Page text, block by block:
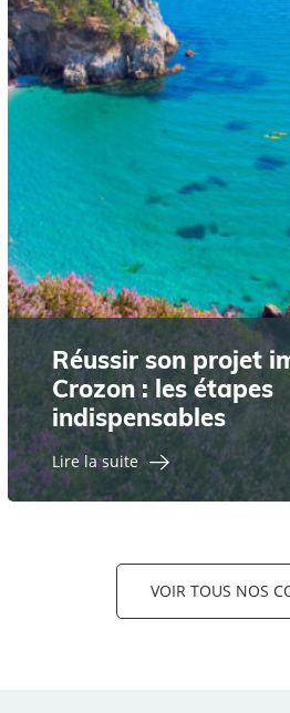
Réussir son projet
Crozon : les étapes
indispensables
Lire la suite
VOIR TOUS NOS